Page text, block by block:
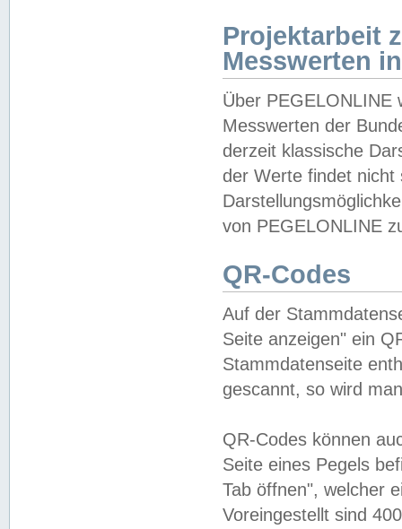
Projektarbeit
Messwerten
Über PEGELONLINE
Messwerten der
derzeit klassische
der Werte findet
von PEGELONLINE
QR-Codes
Auf der
Seite anzeigen" ein
Stammdatenseite
gescannt, so wird
QR-Codes können
Seite eines Pegels
Tab öffnen", welcher
Voreingestellt sind